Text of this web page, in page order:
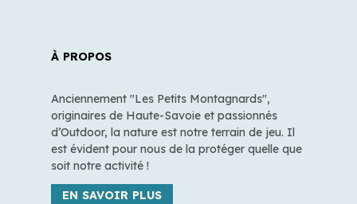
À PROPOS
Anciennement "Les Petits Montagnards",
originaires de Haute-Savoie et passionnés
d’Outdoor, la nature est notre terrain de jeu. Il
est évident pour nous de la protéger quelle que
soit notre activité !
EN SAVOIR PLUS